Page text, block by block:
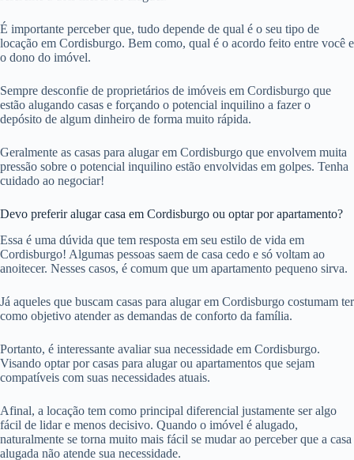
É importante perceber que, tudo depende de qual é o seu tipo de
locação em Cordisburgo. Bem como, qual é o acordo feito entre você e
o dono do imóvel.
Sempre desconfie de proprietários de imóveis em Cordisburgo que
estão alugando casas e forçando o potencial inquilino a fazer o
depósito de algum dinheiro de forma muito rápida.
Geralmente as casas para alugar em Cordisburgo que envolvem muita
pressão sobre o potencial inquilino estão envolvidas em golpes. Tenha
cuidado ao negociar!
Devo preferir alugar casa em Cordisburgo ou optar por apartamento?
Essa é uma dúvida que tem resposta em seu estilo de vida em
Cordisburgo! Algumas pessoas saem de casa cedo e só voltam ao
anoitecer. Nesses casos, é comum que um apartamento pequeno sirva.
Já aqueles que buscam casas para alugar em Cordisburgo costumam ter
como objetivo atender as demandas de conforto da família.
Portanto, é interessante avaliar sua necessidade em Cordisburgo.
Visando optar por casas para alugar ou apartamentos que sejam
compatíveis com suas necessidades atuais.
Afinal, a locação tem como principal diferencial justamente ser algo
fácil de lidar e menos decisivo. Quando o imóvel é alugado,
naturalmente se torna muito mais fácil se mudar ao perceber que a casa
alugada não atende sua necessidade.